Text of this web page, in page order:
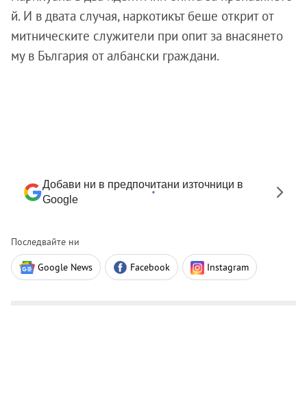
й. И в двата случая, наркотикът беше открит от
митническите служители при опит за внасянето
му в България от албански граждани.
Добави ни в предпочитани източници в
Google
Последвайте ни
Google News Facebook Instagram